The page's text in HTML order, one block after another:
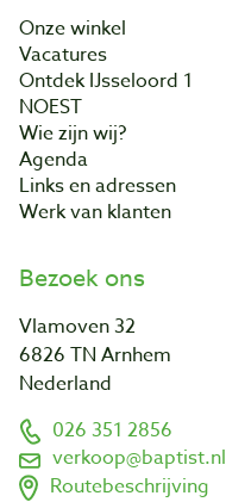
Onze winkel
Vacatures
Ontdek IJsseloord 1
NOEST
Wie zijn wij?
Agenda
Links en adressen
Werk van klanten
Bezoek ons
Vlamoven 32
6826 TN Arnhem
Nederland
026 351 2856
verkoop@baptist.nl
Routebeschrijving